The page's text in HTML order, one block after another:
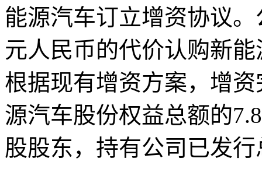
能源汽车订立增资协议
元人民币的代价认购新
根据现有增资方案，增
源汽车股份权益总额的
股股东，持有公司已发行